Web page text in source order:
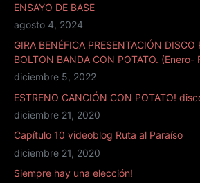
ENSAYO DE BASE
agosto 4, 2024
GIRA BENÉFICA PRESENTACIÓN DISCO
BOLTON BANDA CON POTATO. (Enero-
diciembre 5, 2022
ESTRENO CANCIÓN CON POTATO!
diciembre 21, 2020
Capítulo 10 videoblog Ruta al Paraíso
diciembre 21, 2020
Siempre hay una elección!